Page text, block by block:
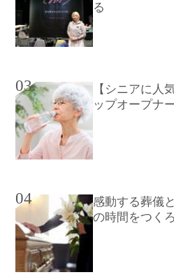
る
03
【シニアに人
ップオープナ
04
感動する葬儀
の時間をつく